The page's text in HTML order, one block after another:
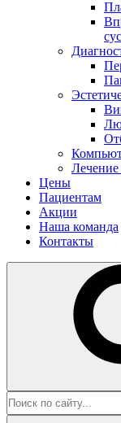
Цены
Пациентам
Акции
Наша команда
Контакты